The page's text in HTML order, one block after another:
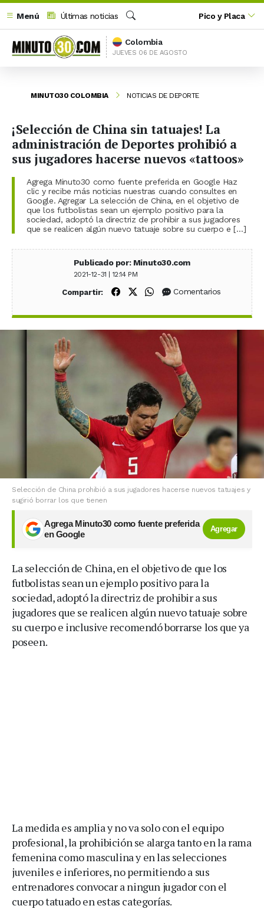
Menú
Últimas noticias
Buscar
Pico y Placa
Colombia
JUEVES 06 DE AGOSTO
MINUTO30 COLOMBIA NOTICIAS DE DEPORTE
¡Selección de China sin tatuajes! La
administración de Deportes prohibió a
sus jugadores hacerse nuevos «tattoos»
Agrega Minuto30 como fuente preferida en Google Haz
clic y recibe más noticias nuestras cuando consultes en
Google. Agregar La selección de China, en el objetivo de
que los futbolistas sean un ejemplo positivo para la
sociedad, adoptó la directriz de prohibir a sus jugadores
que se realicen algún nuevo tatuaje sobre su cuerpo e […]
Publicado por: Minuto30.com
2021-12-31 | 12:14 PM
Compartir: Compartir en Facebook
Compartir en X (Twitter)
Compartir en WhatsApp
Comentarios
Selección de China prohibió a sus jugadores hacerse nuevos tatuajes y
sugirió borrar los que tienen
Agrega Minuto30 como fuente preferida
en Google
Agregar
La selección de China, en el objetivo de que los
futbolistas sean un ejemplo positivo para la
sociedad, adoptó la directriz de prohibir a sus
jugadores que se realicen algún nuevo tatuaje sobre
su cuerpo e inclusive recomendó borrarse los que ya
poseen.
La medida es amplia y no va solo con el equipo
profesional, la prohibición se alarga tanto en la rama
femenina como masculina y en las selecciones
juveniles e inferiores, no permitiendo a sus
entrenadores convocar a ningun jugador con el
cuerpo tatuado en estas categorías.